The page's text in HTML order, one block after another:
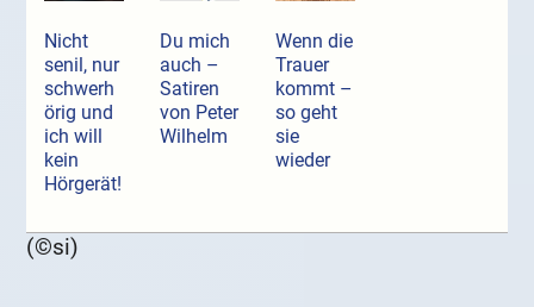
Nicht
senil, nur
schwerh
örig und
ich will
kein
Hörgerät!
Du mich
auch –
Satiren
von Peter
Wilhelm
Wenn die
Trauer
kommt –
so geht
sie
wieder
(©si)